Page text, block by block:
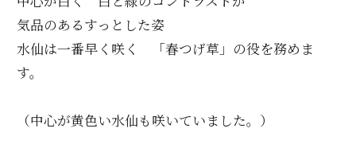
気品のあるすっとした姿
水仙は一番早く咲く 「春つげ草」の役を務めま
す。
（中心が黄色い水仙も咲いていました。）